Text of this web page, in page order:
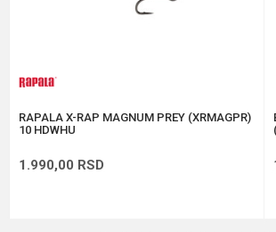
POŠALJI
RAPALA X-RAP MAGNUM PREY (XRMAGPR)
10 HDWHU
1.990,00 RSD